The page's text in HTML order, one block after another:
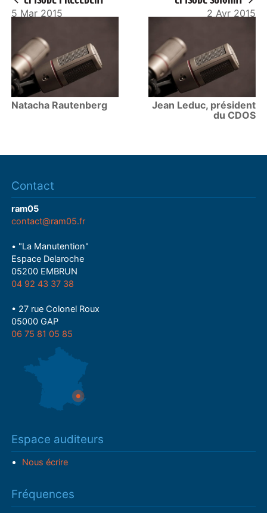
5 Mar 2015
Natacha Rautenberg
2 Avr 2015
Jean Leduc, président
du CDOS
Contact
ram05
contact@ram05.fr
• "La Manutention"
Espace Delaroche
05200 EMBRUN
04 92 43 37 38
• 27 rue Colonel Roux
05000 GAP
06 75 81 05 85
Espace auditeurs
Nous écrire
Fréquences